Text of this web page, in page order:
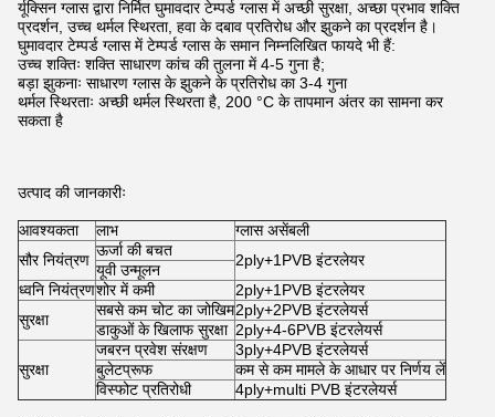
र्यूक्सिन ग्लास द्वारा निर्मित घुमावदार टेम्पर्ड ग्लास में अच्छी सुरक्षा, अच्छा प्रभाव शक्ति
प्रदर्शन, उच्च थर्मल स्थिरता, हवा के दबाव प्रतिरोध और झुकने का प्रदर्शन है।
घुमावदार टेम्पर्ड ग्लास में टेम्पर्ड ग्लास के समान निम्नलिखित फायदे भी हैं:
उच्च शक्तिः शक्ति साधारण कांच की तुलना में 4-5 गुना है;
बड़ा झुकनाः साधारण ग्लास के झुकने के प्रतिरोध का 3-4 गुना
थर्मल स्थिरताः अच्छी थर्मल स्थिरता है, 200 °C के तापमान अंतर का सामना कर
सकता है
उत्पाद की जानकारीः
आवश्यकता लाभ
ग्लास असेंबली
सौर नियंत्रण
ऊर्जा की बचत
2ply+1PVB इंटरलेयर
यूवी उन्मूलन
ध्वनि नियंत्रणशोर में कमी
2ply+1PVB इंटरलेयर
सुरक्षा
सबसे कम चोट का जोखिम2ply+2PVB इंटरलेयर्स
डाकुओं के खिलाफ सुरक्षा 2ply+4-6PVB इंटरलेयर्स
सुरक्षा
जबरन प्रवेश संरक्षण
3ply+4PVB इंटरलेयर्स
बुलेटप्रूफ
कम से कम मामले के आधार पर निर्णय लें
विस्फोट प्रतिरोधी
4ply+multi PVB इंटरलेयर्स